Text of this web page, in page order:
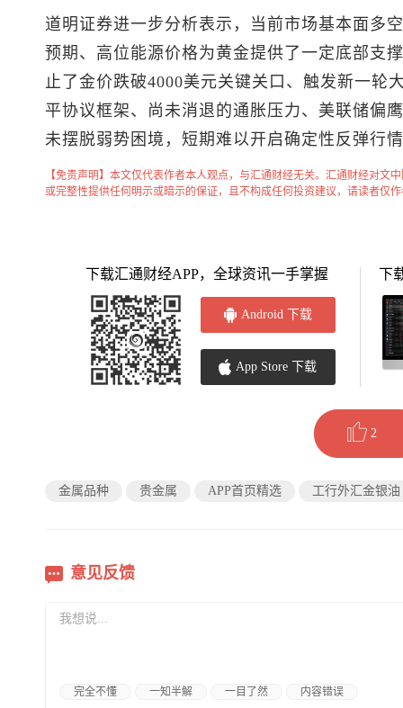
道明证券进一步分析表示，当前市场基本面多
预期、高位能源价格为黄金提供了一定底部支
止了金价跌破4000美元关键关口、触发新一轮
平协议框架、尚未消退的通胀压力、美联储偏
未摆脱弱势困境，短期难以开启确定性反弹行
【免责声明】本文仅代表作者本人观点，与汇通财经无关。汇通财经对文
或完整性提供任何明示或暗示的保证，且不构成任何投资建议，请读者仅
下载汇通财经APP，全球资讯一手掌握
Android 下载
App Store 下载
下
2
金属品种 贵金属 APP首页精选 工行外汇金银油
意见反馈
完全不懂 一知半解 一目了然 内容错误